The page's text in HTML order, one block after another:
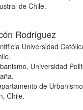
de Chile.
Rodríguez
Universidad
Universidad
de
Chile.